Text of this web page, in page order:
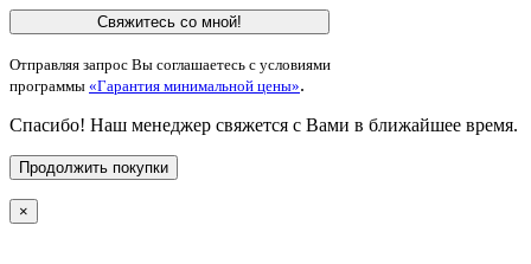
Свяжитесь со мной!
Отправляя запрос Вы соглашаетесь с условиями
программы «Гарантия минимальной цены».
Спасибо! Наш менеджер свяжется с Вами в ближайшее время.
Продолжить покупки
×